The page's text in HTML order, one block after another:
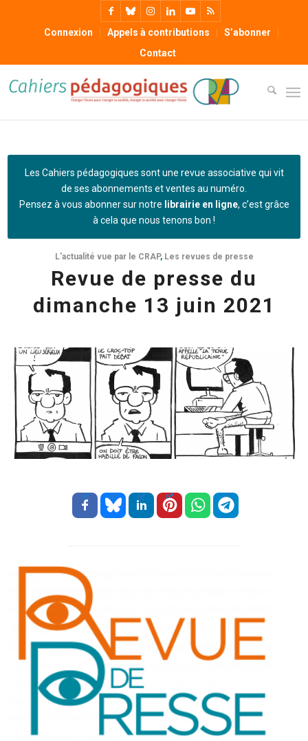
Connexion Appels à contributions
S’abonner
Contact
Les Cahiers pédagogiques sont une revue associative qui vit
de ses abonnements et ventes au numéro.
Pensez à vous abonner sur notre librairie en ligne, c’est grâce
à cela que nous tenons bon !
L'actualité vue par le CRAP, Les revues de presse
Revue de presse du
dimanche 13 juin 2021